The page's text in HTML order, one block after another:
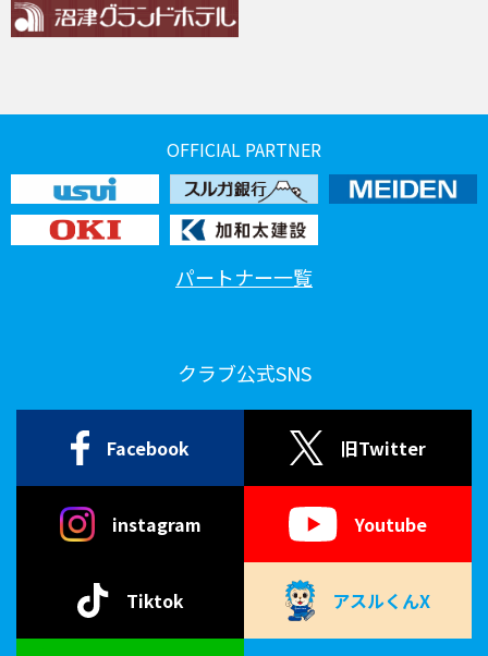
OFFICIAL PARTNER
パートナー一覧
クラブ公式SNS
Facebook 旧Twitter
instagram Youtube
Tiktok アスルくんX